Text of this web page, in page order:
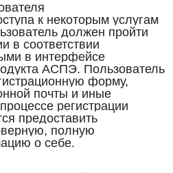
к некоторым услугам
должен пройти
в соответствии
в интерфейсе
АСПЭ. Пользователь
форму,
почты и иные
регистрации
предоставить
полную
о себе.